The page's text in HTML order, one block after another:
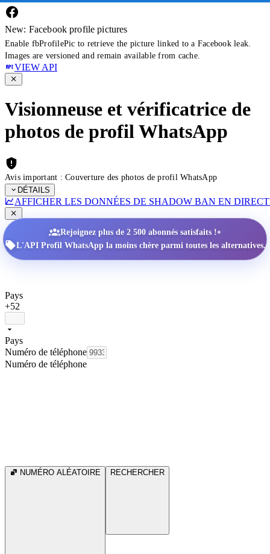
New: Facebook profile pictures
Enable fbProfilePic to retrieve the picture linked to a Facebook leak.
Images are versioned and remain available from cache.
VIEW API
Visionneuse et vérificatrice de
photos de profil WhatsApp
Avis important : Couverture des photos de profil WhatsApp
DÉTAILS
AFFICHER LES DONNÉES DE SHADOW BAN EN DIRECT
Rejoignez plus de 2 500 abonnés satisfaits !•
L'API Profil WhatsApp la moins chère parmi toutes les alternatives.
Pays
+52
Pays
Numéro de téléphone
Numéro de téléphone
NUMÉRO ALÉATOIRE RECHERCHER